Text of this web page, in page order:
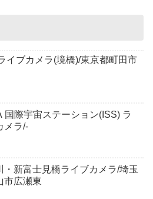
イブカメラ(境橋)/東京都町田市
国際宇宙ステーション(ISS) ラ
メラ/-
・新富士見橋ライブカメラ/埼玉
市広瀬東